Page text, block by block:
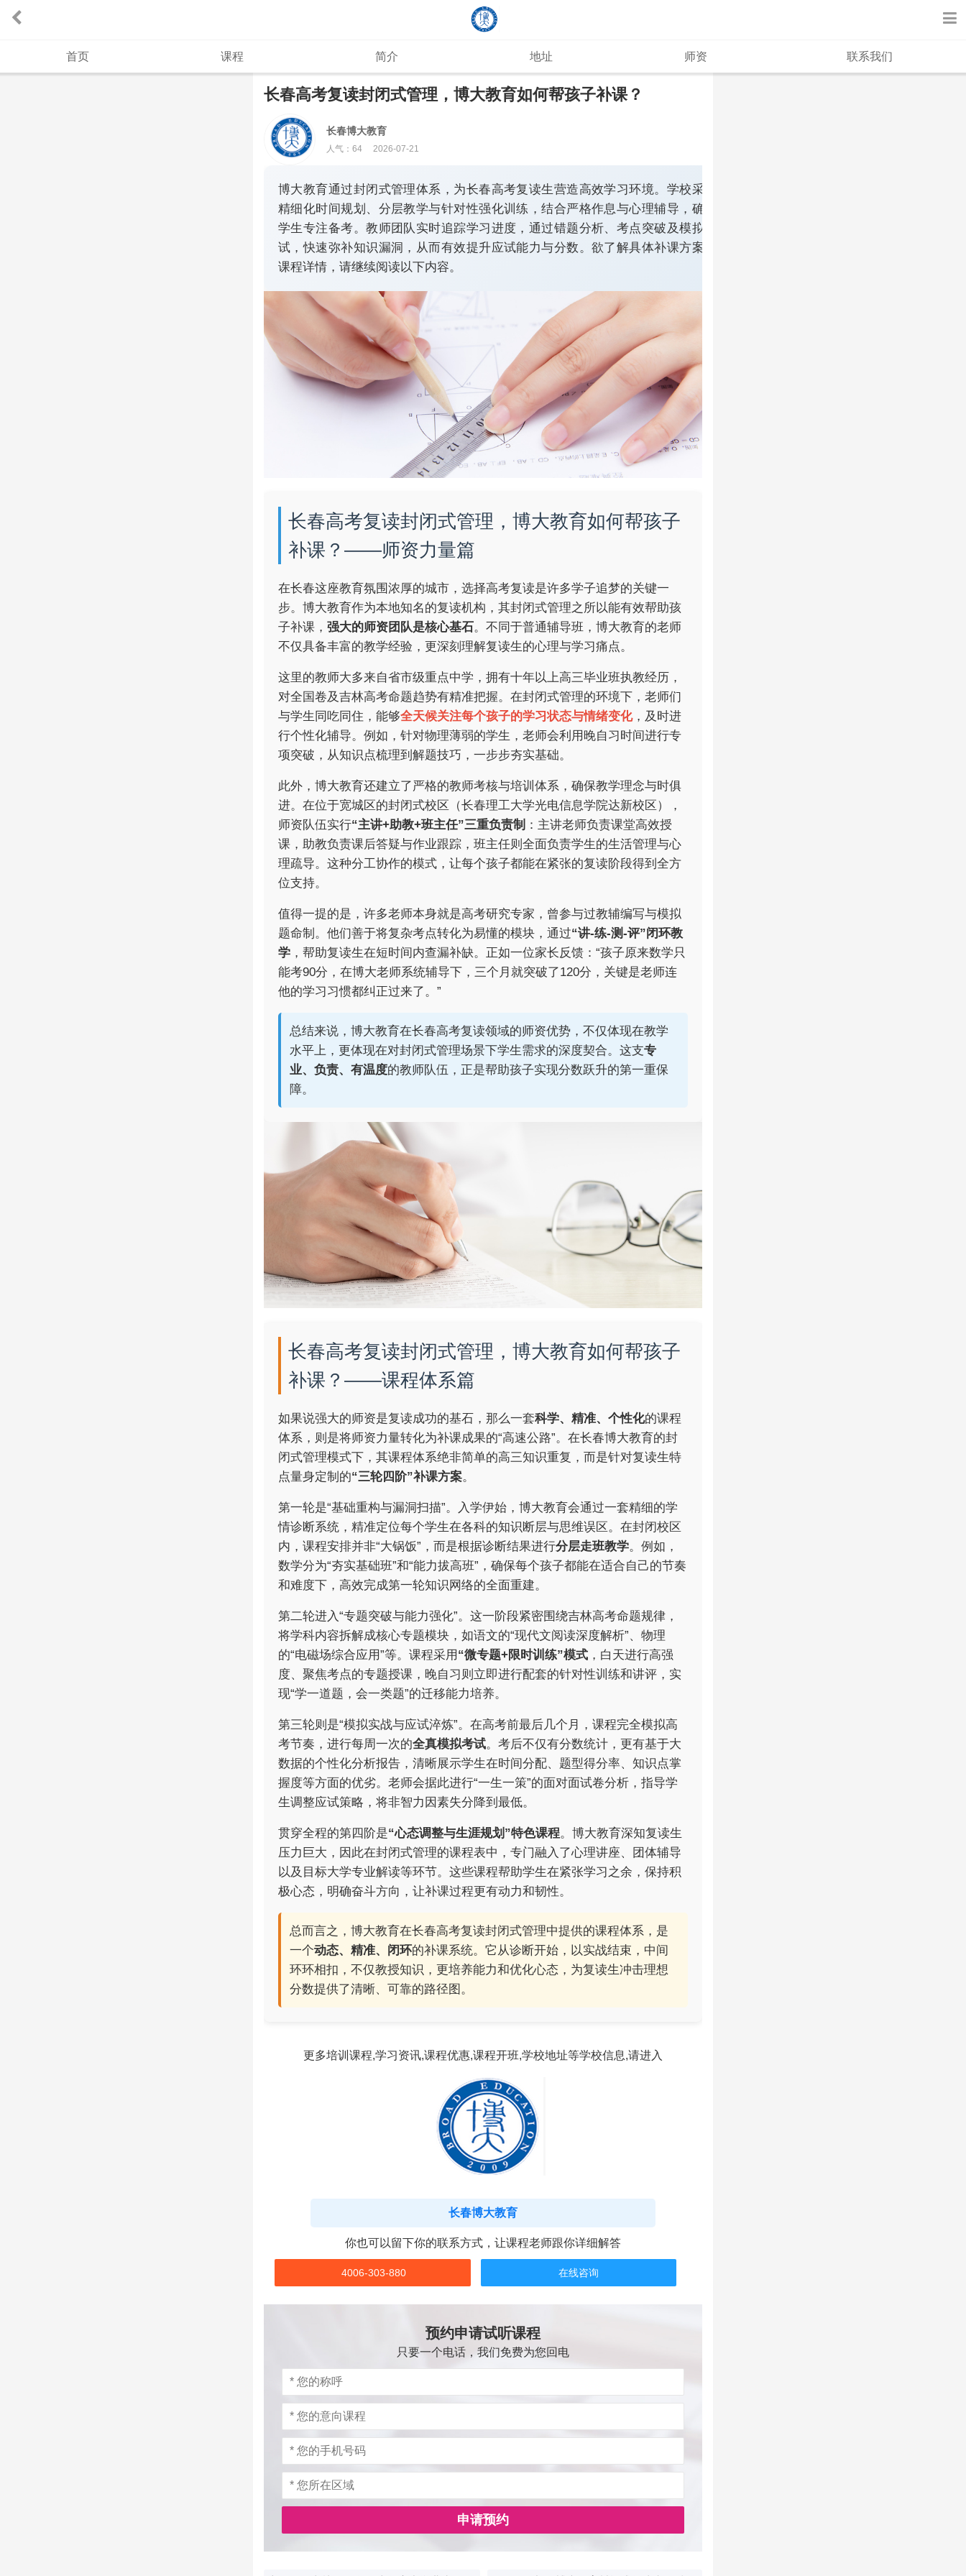
首页 课程 简介 地址 师资 联系我们
长春高考复读封闭式管理，博大教育如何帮孩子补课？
长春博大教育
人气： 64 2026-07-21
博大教育通过封闭式管理体系，为长春高考复读生营造高效学习环境。学校采用
精细化时间规划、分层教学与针对性强化训练，结合严格作息与心理辅导，确保
学生专注备考。教师团队实时追踪学习进度，通过错题分析、考点突破及模拟测
试，快速弥补知识漏洞，从而有效提升应试能力与分数。欲了解具体补课方案与
课程详情，请继续阅读以下内容。
长春高考复读封闭式管理，博大教育如何帮孩子
补课？——师资力量篇
在长春这座教育氛围浓厚的城市，选择高考复读是许多学子追梦的关键一
步。博大教育作为本地知名的复读机构，其封闭式管理之所以能有效帮助孩
子补课， 强大的师资团队是核心基石。不同于普通辅导班，博大教育的老师
不仅具备丰富的教学经验，更深刻理解复读生的心理与学习痛点。
这里的教师大多来自省市级重点中学，拥有十年以上高三毕业班执教经历，
对全国卷及吉林高考命题趋势有精准把握。在封闭式管理的环境下，老师们
与学生同吃同住，能够全天候关注每个孩子的学习状态与情绪变化，及时进
行个性化辅导。例如，针对物理薄弱的学生，老师会利用晚自习时间进行专
项突破，从知识点梳理到解题技巧，一步步夯实基础。
此外，博大教育还建立了严格的教师考核与培训体系，确保教学理念与时俱
进。在位于宽城区的封闭式校区（长春理工大学光电信息学院达新校区），
师资队伍实行“主讲+助教+班主任”三重负责制 ：主讲老师负责课堂高效授
课，助教负责课后答疑与作业跟踪，班主任则全面负责学生的生活管理与心
理疏导。这种分工协作的模式，让每个孩子都能在紧张的复读阶段得到全方
位支持。
值得一提的是，许多老师本身就是高考研究专家，曾参与过教辅编写与模拟
题命制。他们善于将复杂考点转化为易懂的模块，通过“讲-练-测-评”闭环教
学 ，帮助复读生在短时间内查漏补缺。正如一位家长反馈：“孩子原来数学只
能考90分，在博大老师系统辅导下，三个月就突破了120分，关键是老师连
他的学习习惯都纠正过来了。”
总结来说，博大教育在长春高考复读领域的师资优势，不仅体现在教学
水平上，更体现在对封闭式管理场景下学生需求的深度契合。这支专
业、负责、有温度的教师队伍，正是帮助孩子实现分数跃升的第一重保
障。
长春高考复读封闭式管理，博大教育如何帮孩子
补课？——课程体系篇
如果说强大的师资是复读成功的基石，那么一套科学、精准、个性化的课程
体系，则是将师资力量转化为补课成果的“高速公路”。在长春博大教育的封
闭式管理模式下，其课程体系绝非简单的高三知识重复，而是针对复读生特
点量身定制的“三轮四阶”补课方案。
第一轮是“基础重构与漏洞扫描”。入学伊始，博大教育会通过一套精细的学
情诊断系统，精准定位每个学生在各科的知识断层与思维误区。在封闭校区
内，课程安排并非“大锅饭”，而是根据诊断结果进行分层走班教学。例如，
数学分为“夯实基础班”和“能力拔高班”，确保每个孩子都能在适合自己的节奏
和难度下，高效完成第一轮知识网络的全面重建。
第二轮进入“专题突破与能力强化”。这一阶段紧密围绕吉林高考命题规律，
将学科内容拆解成核心专题模块，如语文的“现代文阅读深度解析”、物理
的“电磁场综合应用”等。课程采用 “微专题+限时训练”模式 ，白天进行高强
度、聚焦考点的专题授课，晚自习则立即进行配套的针对性训练和讲评，实
现“学一道题，会一类题”的迁移能力培养。
第三轮则是“模拟实战与应试淬炼”。在高考前最后几个月，课程完全模拟高
考节奏，进行每周一次的全真模拟考试。考后不仅有分数统计，更有基于大
数据的个性化分析报告，清晰展示学生在时间分配、题型得分率、知识点掌
握度等方面的优劣。老师会据此进行“一生一策”的面对面试卷分析，指导学
生调整应试策略，将非智力因素失分降到最低。
贯穿全程的第四阶是“心态调整与生涯规划”特色课程。博大教育深知复读生
压力巨大，因此在封闭式管理的课程表中，专门融入了心理讲座、团体辅导
以及目标大学专业解读等环节。这些课程帮助学生在紧张学习之余，保持积
极心态，明确奋斗方向，让补课过程更有动力和韧性。
总而言之，博大教育在长春高考复读封闭式管理中提供的课程体系，是
一个动态、精准、闭环的补课系统。它从诊断开始，以实战结束，中间
环环相扣，不仅教授知识，更培养能力和优化心态，为复读生冲击理想
分数提供了清晰、可靠的路径图。
更多培训课程,学习资讯,课程优惠,课程开班,学校地址等学校信息,请进入
长春博大教育
你也可以留下你的联系方式，让课程老师跟你详细解答
4006-303-880 在线咨询
预约申请试听课程
只要一个电话，我们免费为您回电
申请预约